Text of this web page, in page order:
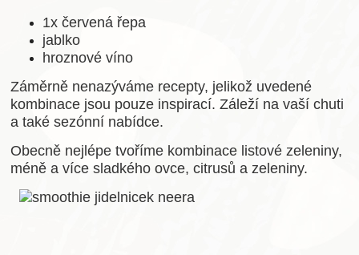
1x červená řepa
jablko
hroznové víno
Záměrně nenazýváme recepty, jelikož uvedené
kombinace jsou pouze inspirací. Záleží na vaší chuti
a také sezónní nabídce.
Obecně nejlépe tvoříme kombinace listové zeleniny,
méně a více sladkého ovce, citrusů a zeleniny.